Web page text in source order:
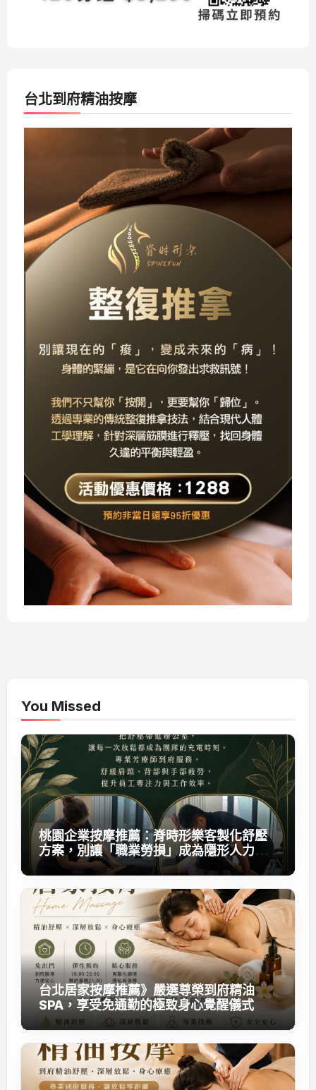
台北到府精油按摩
You Missed
桃園企業按摩推薦：脊時形樂客製化舒壓
方案，別讓「職業勞損」成為隱形人力成
本
台北居家按摩推薦》嚴選尊榮到府精油
SPA，享受免通勤的極致身心覺醒儀式